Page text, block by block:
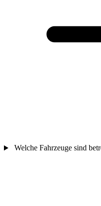
Welche Fahrzeuge sind